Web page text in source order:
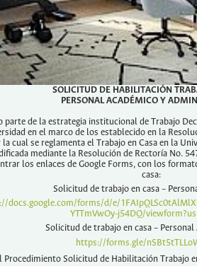
SOLICITUD DE HABILITACIÓN
PERSONAL ACADÉMICO Y
parte de la estrategia institucional de Trabajo
en el marco de los establecido en la
la cual se reglamenta el Trabajo en Casa en la
mediante la Resolución de Rectoría No.
los enlaces de Google Forms, con los
casa:
Solicitud de trabajo en casa –
docs.google.com/forms/d/e/
YTTmVwOy-j54DQ/
Solicitud de trabajo en casa –
https://forms.gle/
Procedimiento Solicitud de Habilitación Trabajo